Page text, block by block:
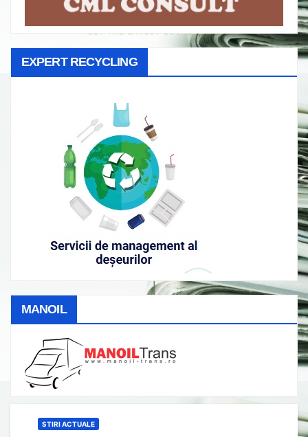
EXPERT RECYCLING
MANOIL
STIRI ACTUALE